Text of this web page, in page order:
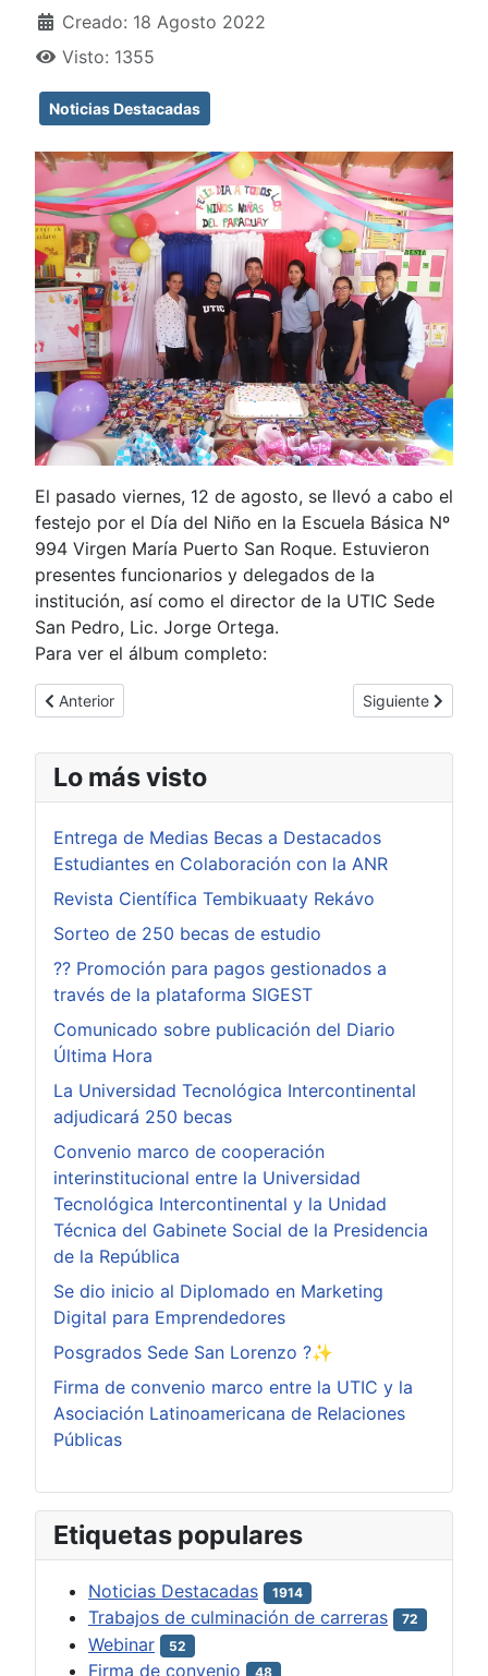
Creado: 18 Agosto 2022
Visto: 1355
Noticias Destacadas
El pasado viernes, 12 de agosto, se llevó a cabo el
festejo por el Día del Niño en la Escuela Básica Nº
994 Virgen María Puerto San Roque. Estuvieron
presentes funcionarios y delegados de la
institución, así como el director de la UTIC Sede
San Pedro, Lic. Jorge Ortega.
Para ver el álbum completo:
Artículo anterior: Donación al Hospital General Paraguay –
Anterior Artículo
Siguiente
Lo más visto
Entrega de Medias Becas a Destacados
Estudiantes en Colaboración con la ANR
Revista Científica Tembikuaaty Rekávo
Sorteo de 250 becas de estudio
?? Promoción para pagos gestionados a
través de la plataforma SIGEST
Comunicado sobre publicación del Diario
Última Hora
La Universidad Tecnológica Intercontinental
adjudicará 250 becas
Convenio marco de cooperación
interinstitucional entre la Universidad
Tecnológica Intercontinental y la Unidad
Técnica del Gabinete Social de la Presidencia
de la República
Se dio inicio al Diplomado en Marketing
Digital para Emprendedores
Posgrados Sede San Lorenzo ?✨
Firma de convenio marco entre la UTIC y la
Asociación Latinoamericana de Relaciones
Públicas
Etiquetas populares
Noticias Destacadas 1914
Trabajos de culminación de carreras 72
Webinar 52
Firma de convenio 48